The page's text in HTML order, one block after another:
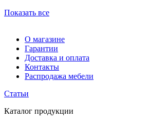
Показать все
О магазине
Гарантии
Доставка и оплата
Контакты
Распродажа мебели
Статьи
Каталог продукции